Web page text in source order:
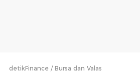
detikFinance Bursa dan Valas